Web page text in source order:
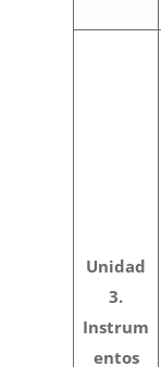
Unidad
3.
Instrum
entos